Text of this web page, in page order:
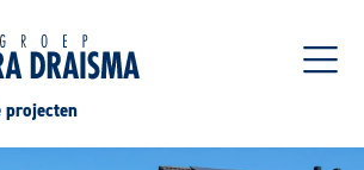
projecten